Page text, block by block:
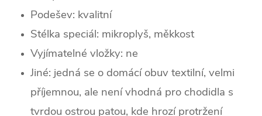
Podešev: kvalitní
Stélka speciál: mikroplyš, měkkost
Vyjímatelné vložky: ne
Jiné: jedná se o domácí obuv textilní, velmi
příjemnou, ale není vhodná pro chodidla s
tvrdou ostrou patou, kde hrozí protržení